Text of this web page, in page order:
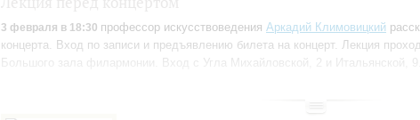
3 февраля в 18:30 профессор искусствоведения Аркадий Климовицкий
концерта. Вход по записи и предъявлению билета на концерт. Лекция
Большого зала филармонии. Вход с Угла Михайловской, 2 и Итальянской,